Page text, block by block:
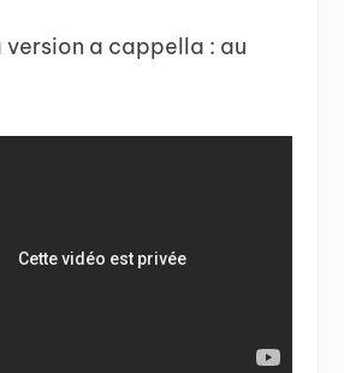
version a cappella : au